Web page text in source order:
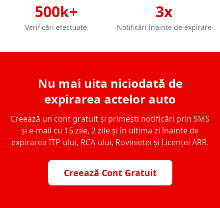
500k+
Verificări efectuate
3x
Notificări înainte de expirare
Nu mai uita niciodată de
expirarea actelor auto
Creează un cont gratuit și primești notificări prin SMS
și e-mail cu 15 zile, 2 zile și în ultima zi înainte de
expirarea ITP-ului, RCA-ului, Rovinietei și Licenței ARR.
Creează Cont Gratuit